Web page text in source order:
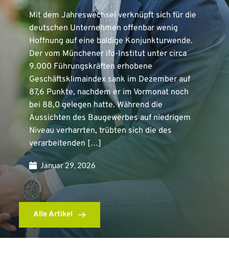
Mit dem Jahreswechsel verknüpft sich für die
deutschen Unternehmen offenbar wenig
Hoffnung auf eine baldige Konjunkturwende.
Der vom Münchener ifo-Institut unter circa
9.000 Führungskräften erhobene
Geschäftsklimaindex sank im Dezember auf
87,6 Punkte, nachdem er im Vormonat noch
bei 88,0 gelegen hatte. Während die
Aussichten des Baugewerbes auf niedrigem
Niveau verharrten, trübten sich die des
verarbeitenden […]
Januar 29, 2026
Alle Artikel